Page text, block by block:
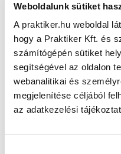
Weboldalunk sütiket
A praktiker.hu weboldal
hogy a Praktiker Kft. és
számítógépén sütiket
segítségével az oldalon
webanalitikai és
megjelenítése céljából
az adatkezelési